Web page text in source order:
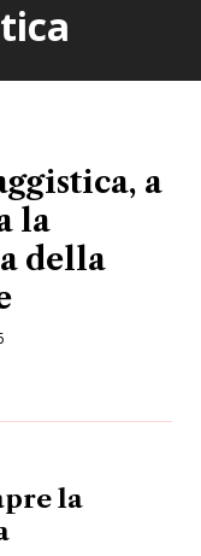
a
la
della
la